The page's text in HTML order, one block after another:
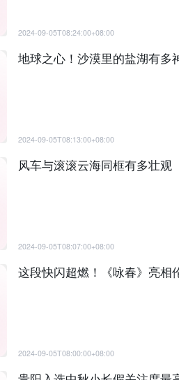
2024-09-05T08:24:00+08:00
地球之心！沙漠里的盐湖有多
2024-09-05T08:13:00+08:00
风车与滚滚云海同框有多壮观
2024-09-05T08:07:00+08:00
这段快闪超燃！《咏春》亮相
2024-09-05T08:00:00+08:00